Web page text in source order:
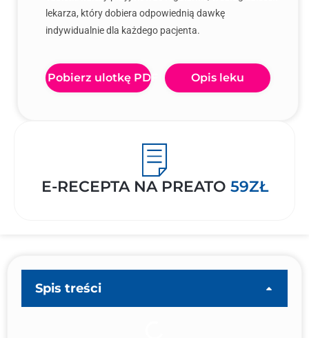
lekarza, który dobiera odpowiednią dawkę
indywidualnie dla każdego pacjenta.
Pobierz ulotkę PDF Opis leku
E-RECEPTA NA PREATO 59ZŁ
Spis treści